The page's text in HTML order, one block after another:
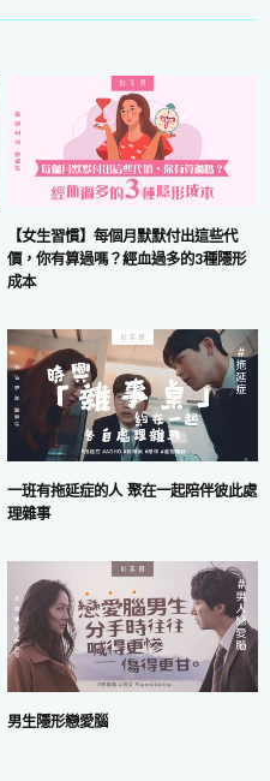
【女生習慣】每個月默默付出這些代
價，你有算過嗎？經血過多的3種隱形
成本
一班有拖延症的人 聚在一起陪伴彼此處
理雜事
男生隱形戀愛腦